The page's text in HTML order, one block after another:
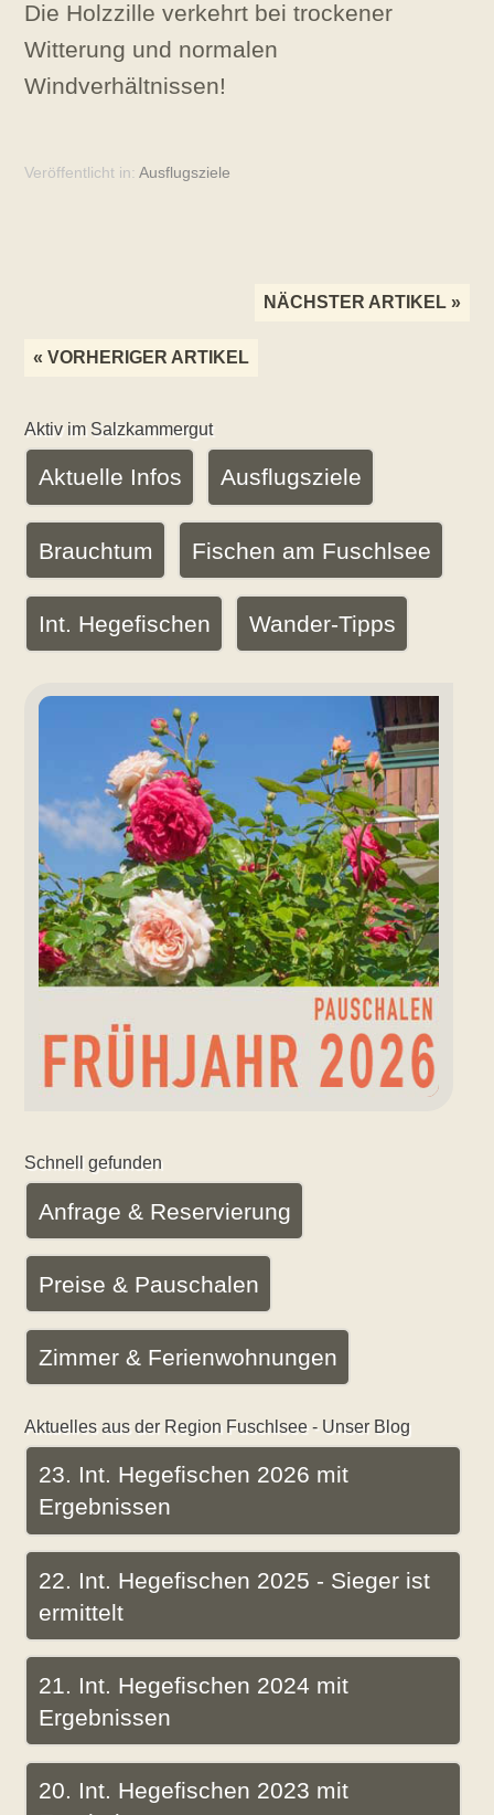
Die Holzzille verkehrt bei trockener
Witterung und normalen
Windverhältnissen!
Veröffentlicht in: Ausflugsziele
www.pension-
NÄCHSTER ARTIKEL »
« VORHERIGER ARTIKEL
Aktiv im Salzkammergut
Aktuelle Infos Ausflugsziele
Brauchtum Fischen am Fuschlsee
Int. Hegefischen Wander-Tipps
Aktuelles
Schnell gefunden
Anfrage & Reservierung
Preise & Pauschalen
Zimmer & Ferienwohnungen
Aktuelles aus der Region Fuschlsee - Unser Blog
23. Int. Hegefischen 2026 mit
Ergebnissen
22. Int. Hegefischen 2025 - Sieger ist
ermittelt
21. Int. Hegefischen 2024 mit
Ergebnissen
20. Int. Hegefischen 2023 mit